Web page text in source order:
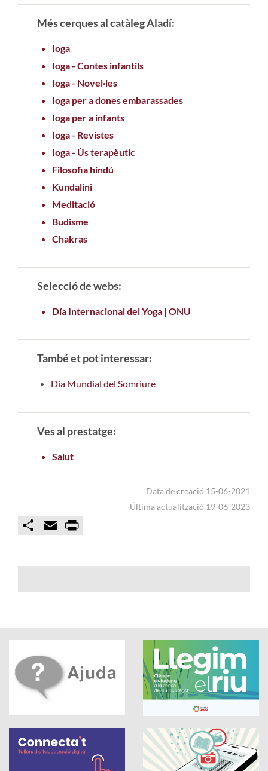
Més cerques al catàleg Aladí:
Ioga
Ioga - Contes infantils
Ioga - Novel·les
Ioga per a dones embarassades
Ioga per a infants
Ioga - Revistes
Ioga - Ús terapèutic
Filosofia hindú
Kundalini
Meditació
Budisme
Chakras
Selecció de webs:
Día Internacional del Yoga | ONU
També et pot interessar:
Dia Mundial del Somriure
Ves al prestatge:
Salut
Data de creació 15-06-2021
Última actualització 19-06-2023
C
r
m